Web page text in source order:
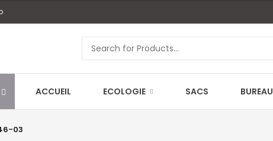
ACCUEIL ECOLOGIE SACS BUREAU
03